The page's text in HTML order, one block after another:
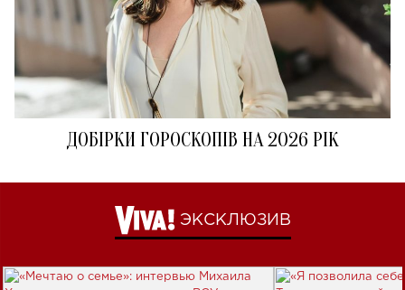
ДОБІРКИ ГОРОСКОПІВ НА 2026 РІК
ЭКСКЛЮЗИВ